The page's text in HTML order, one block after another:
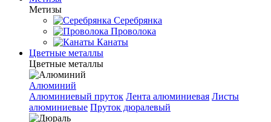
Метизы
Серебрянка
Проволока
Канаты
Цветные металлы
Цветные металлы
Алюминий
Алюминиевый пруток Лента алюминиевая Листы
алюминиевые Пруток дюралевый